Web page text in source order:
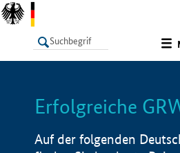
LISTE
Erfolgreiche
Auf der folgenden